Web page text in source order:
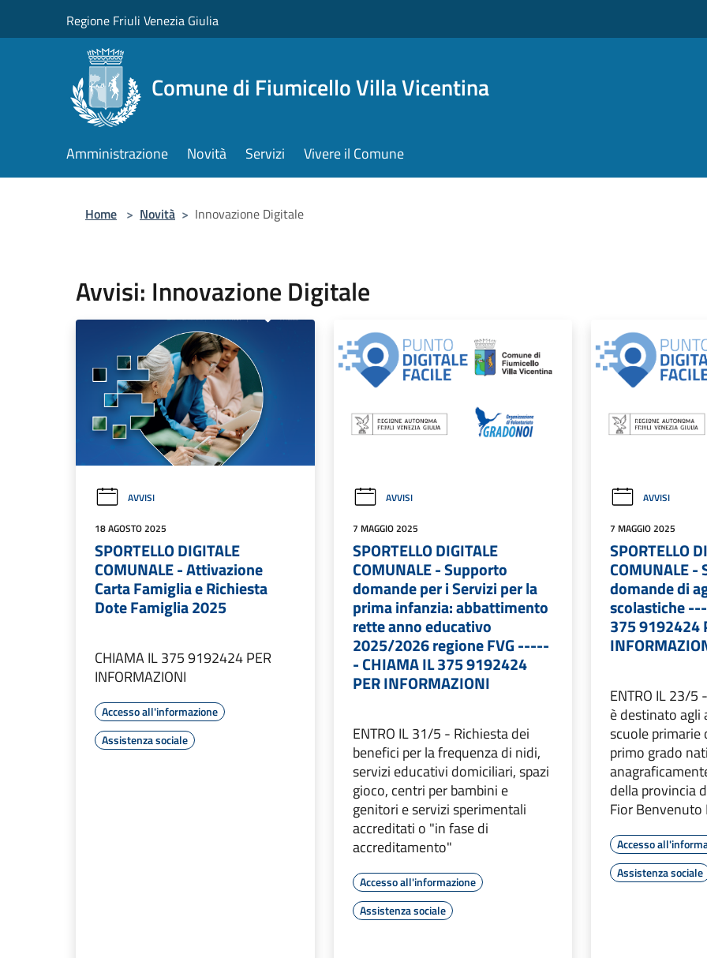
Regione Friuli Venezia Giulia
Comune di Fiumicello Villa Vicentina
Amministrazione Novità Servizi Vivere il Comune
Home > Novità > Innovazione Digitale
Avvisi: Innovazione Digitale
AVVISI
18 AGOSTO 2025
SPORTELLO DIGITALE
COMUNALE - Attivazione
Carta Famiglia e Richiesta
Dote Famiglia 2025
CHIAMA IL 375 9192424 PER
INFORMAZIONI
Accesso all'informazione
Assistenza sociale
AVVISI
7 MAGGIO 2025
SPORTELLO DIGITALE
COMUNALE - Supporto
domande per i Servizi per la
prima infanzia: abbattimento
rette anno educativo
2025/2026 regione FVG -----
- CHIAMA IL 375 9192424
PER INFORMAZIONI
ENTRO IL 31/5 - Richiesta dei
benefici per la frequenza di nidi,
servizi educativi domiciliari, spazi
gioco, centri per bambini e
genitori e servizi sperimentali
accreditati o "in fase di
accreditamento"
Accesso all'informazione
Assistenza sociale
AVVISI
7 MAGGIO 2025
SPORTELLO
COMUNALE
domande di
scolastiche
375 9192424
ENTRO IL 23/5
è destinato agli
scuole primarie
primo grado
della provincia
Fior Benvenuto
Accesso
Assistenza sociale